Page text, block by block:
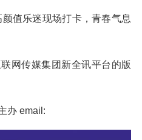
值乐迷现场打卡，青春气息
传媒集团新全讯平台的版
办 email: